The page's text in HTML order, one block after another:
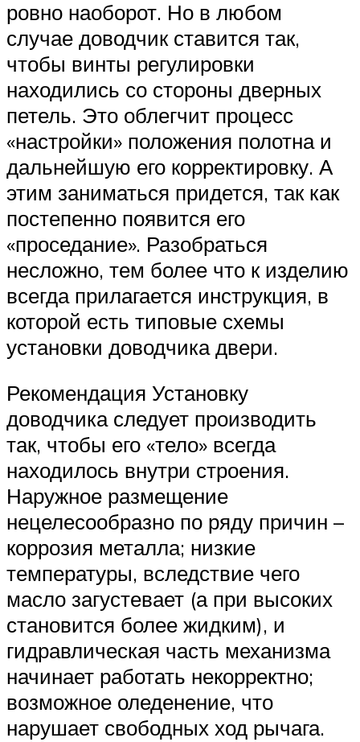
ровно наоборот. Но в любом
случае доводчик ставится так,
чтобы винты регулировки
находились со стороны дверных
петель. Это облегчит процесс
«настройки» положения полотна и
дальнейшую его корректировку. А
этим заниматься придется, так как
постепенно появится его
«проседание». Разобраться
несложно, тем более что к изделию
всегда прилагается инструкция, в
которой есть типовые схемы
установки доводчика двери.
Рекомендация Установку
доводчика следует производить
так, чтобы его «тело» всегда
находилось внутри строения.
Наружное размещение
нецелесообразно по ряду причин –
коррозия металла; низкие
температуры, вследствие чего
масло загустевает (а при высоких
становится более жидким), и
гидравлическая часть механизма
начинает работать некорректно;
возможное оледенение, что
нарушает свободных ход рычага.